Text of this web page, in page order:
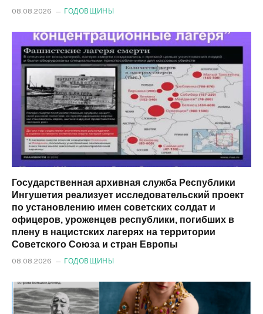
08.08.2026 ГОДОВЩИНЫ
Государственная архивная служба Республики
Ингушетия реализует исследовательский проект
по установлению имен советских солдат и
офицеров, уроженцев республики, погибших в
плену в нацистских лагерях на территории
Советского Союза и стран Европы
08.08.2026 ГОДОВЩИНЫ